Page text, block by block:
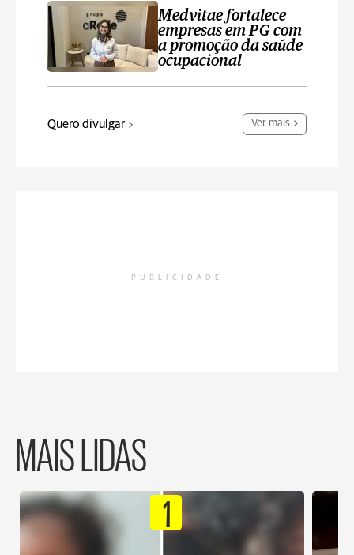
Medvitae fortalece
empresas em PG com
a promoção da saúde
ocupacional
Quero divulgar Ver mais
PUBLICIDADE
MAIS LIDAS
1